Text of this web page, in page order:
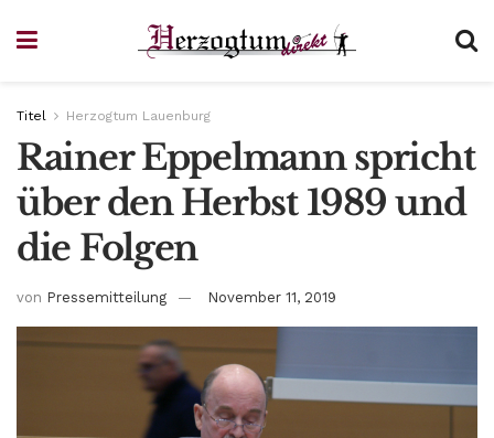
Titel Herzogtum Lauenburg
Rainer Eppelmann spricht
über den Herbst 1989 und
die Folgen
von Pressemitteilung November 11, 2019